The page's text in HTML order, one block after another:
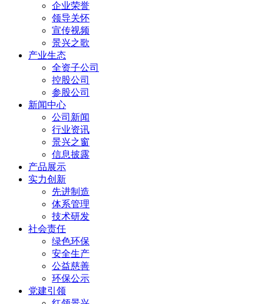
企业荣誉
领导关怀
宣传视频
景兴之歌
产业生态
全资子公司
控股公司
参股公司
新闻中心
公司新闻
行业资讯
景兴之窗
信息披露
产品展示
实力创新
先进制造
体系管理
技术研发
社会责任
绿色环保
安全生产
公益慈善
环保公示
党建引领